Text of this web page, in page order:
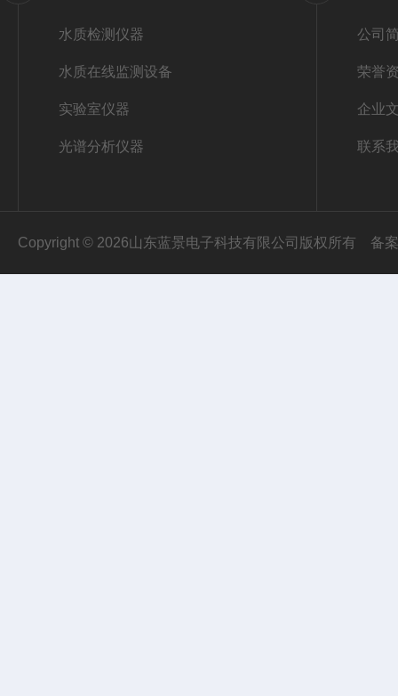
水质检测仪器
水质在线监测设备
实验室仪器
光谱分析仪器
公司
荣誉
企业
联系
Copyright © 2026山东蓝景电子科技有限公司版权所有 备